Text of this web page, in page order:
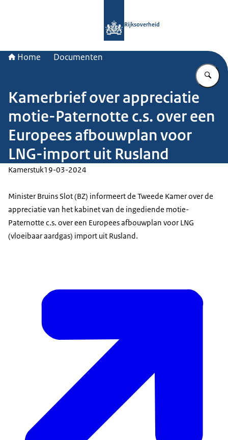
Rijksoverheid
Home Documenten
Kamerbrief over appreciatie
motie-Paternotte c.s. over een
Europees afbouwplan voor
LNG-import uit Rusland
Kamerstuk19-03-2024
Minister Bruins Slot (BZ) informeert de Tweede Kamer over de
appreciatie van het kabinet van de ingediende motie-
Paternotte c.s. over een Europees afbouwplan voor LNG
(vloeibaar aardgas) import uit Rusland.